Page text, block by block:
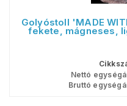
Golyóstoll 'MADE
fekete, mágneses,
Nettó
Bruttó